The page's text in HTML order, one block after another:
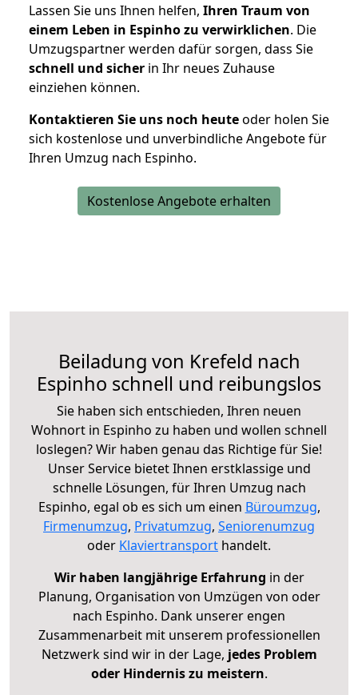
Lassen Sie uns Ihnen helfen, Ihren Traum von
einem Leben in Espinho zu verwirklichen. Die
Umzugspartner werden dafür sorgen, dass Sie
schnell und sicher in Ihr neues Zuhause
einziehen können.
Kontaktieren Sie uns noch heuteoder holen Sie
sich kostenlose und unverbindliche Angebote für
Ihren Umzug nach Espinho.
Kostenlose Angebote erhalten
Beiladung von Krefeld nach
Espinho schnell und reibungslos
Sie haben sich entschieden, Ihren neuen
Wohnort in Espinho zu haben und wollen schnell
loslegen? Wir haben genau das Richtige für Sie!
Unser Service bietet Ihnen erstklassige und
schnelle Lösungen, für Ihren Umzug nach
Espinho, egal ob es sich um einen Büroumzug,
Firmenumzug, Privatumzug, Seniorenumzug
oder Klaviertransport handelt.
Wir haben langjährige Erfahrung in der
Planung, Organisation von Umzügen von oder
nach Espinho. Dank unserer engen
Zusammenarbeit mit unserem professionellen
Netzwerk sind wir in der Lage, jedes Problem
oder Hindernis zu meistern.